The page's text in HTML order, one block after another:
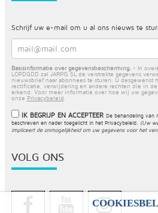
Schrijf uw e-mail om u al ons nieuws te
Basisinformatie over gegevensbescherming. - In
LOPDGDD zal JARPIS SL de verstrekte gegevens
nieuwsbrief naar abonnees te sturen. U desgewenst
rectificatie, verwijdering en andere rechten die in
erkend. Voor meer informatie over hoe wij uw
onze Privacybeleid
IK BEGRIJP EN ACCEPTEER De behandeling van
beschreven en nader toegelicht in het Privacybeleid.
(Uw
impliceert de onmogelijkheid om uw gegevens voor het
VOLG ONS